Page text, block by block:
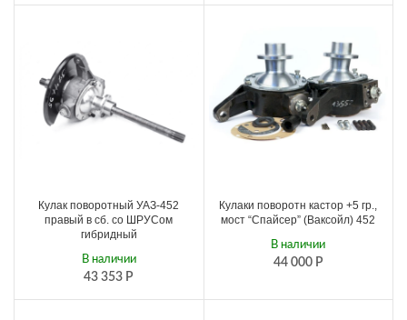
Кулак поворотный УАЗ-452
правый в сб. со ШРУСом
гибридный
43 353 Р
В наличии
Кулаки поворотн кастор +5 гр.,
мост “Спайсер” (Ваксойл) 452
44 000 Р
В наличии